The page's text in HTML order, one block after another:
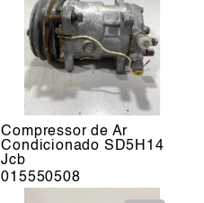
Compressor de Ar
Condicionado SD5H14
Jcb
015550508